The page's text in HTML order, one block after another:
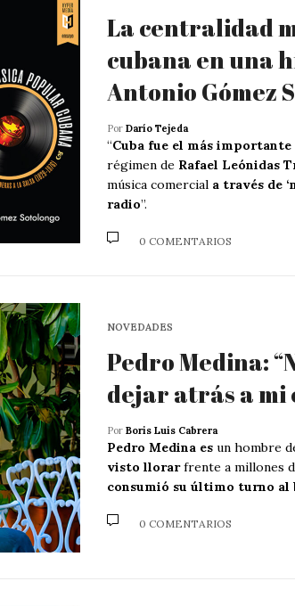
La centralidad
cubana en una
Antonio Gómez
Por Darío Tejeda
“Cuba fue el más importante
régimen de Rafael Leónidas
música comercial a través de
radio”.
0 COMENTARIOS
NOVEDADES
Pedro Medina:
dejar atrás a mi
Por Boris Luis Cabrera
Pedro Medina es un hombre
visto llorarfrente a millones
consumió su último turno al
0 COMENTARIOS